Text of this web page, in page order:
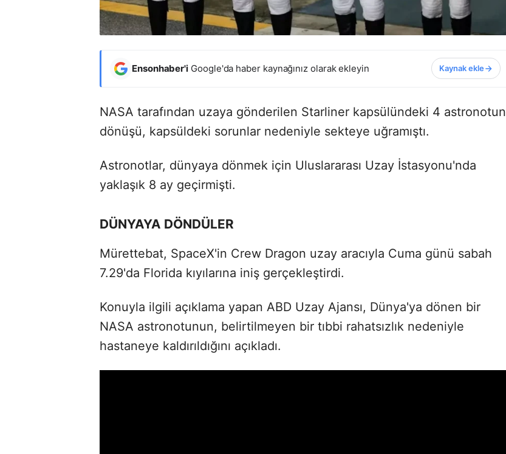
Ensonhaber'i Google'da haber kaynağınız olarak ekleyin Kaynak ekle
NASA tarafından uzaya gönderilen Starliner kapsülündeki 4 astronotun
dönüşü, kapsüldeki sorunlar nedeniyle sekteye uğramıştı.
Astronotlar, dünyaya dönmek için Uluslararası Uzay İstasyonu'nda
yaklaşık 8 ay geçirmişti.
DÜNYAYA DÖNDÜLER
Mürettebat, SpaceX'in Crew Dragon uzay aracıyla Cuma günü sabah
7.29'da Florida kıyılarına iniş gerçekleştirdi.
Konuyla ilgili açıklama yapan ABD Uzay Ajansı, Dünya'ya dönen bir
NASA astronotunun, belirtilmeyen bir tıbbi rahatsızlık nedeniyle
hastaneye kaldırıldığını açıkladı.